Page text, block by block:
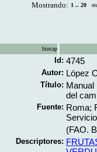
Mostrando: 1 .. 20 en
bincap
Id: 4745
Autor: López
Título: Manual
del
Fuente: Roma;
(FAO.
Descriptores: